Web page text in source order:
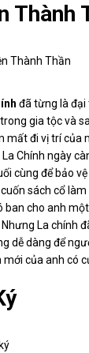
Thành
đã từng là đại
gia tộc và
mất đi vị trí của
Chính ngày
cùng để bảo
sách cổ làm
ban cho anh
La chính
dễ dàng để
của anh có